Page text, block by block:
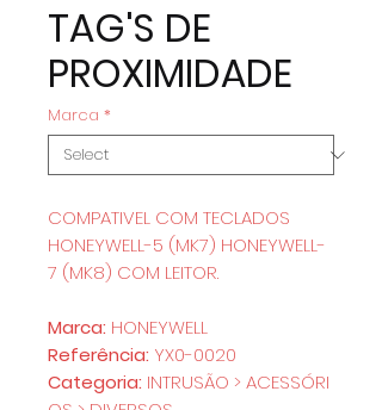
TAG'S DE
PROXIMIDADE
Marca *
COMPATIVEL COM TECLADOS
HONEYWELL-5 (MK7) HONEYWELL-
7 (MK8) COM LEITOR.
Marca: HONEYWELL
Referência: YX0-0020
Categoria: INTRUSÃO > ACESSÓRI